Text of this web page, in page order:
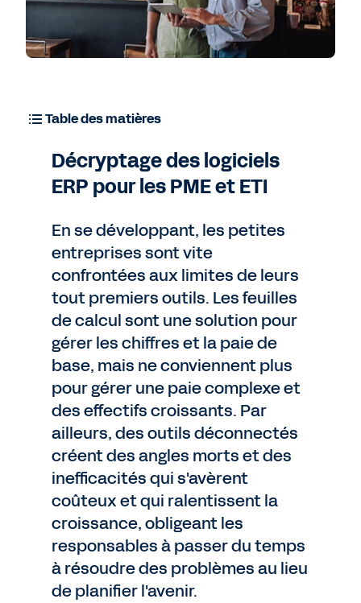
Table des matières
Décryptage des logiciels
ERP pour les PME et ETI
En se développant, les petites
entreprises sont vite
confrontées aux limites de leurs
tout premiers outils. Les feuilles
de calcul sont une solution pour
gérer les chiffres et la paie de
base, mais ne conviennent plus
pour gérer une paie complexe et
des effectifs croissants. Par
ailleurs, des outils déconnectés
créent des angles morts et des
inefficacités qui s'avèrent
coûteux et qui ralentissent la
croissance, obligeant les
responsables à passer du temps
à résoudre des problèmes au lieu
de planifier l'avenir.